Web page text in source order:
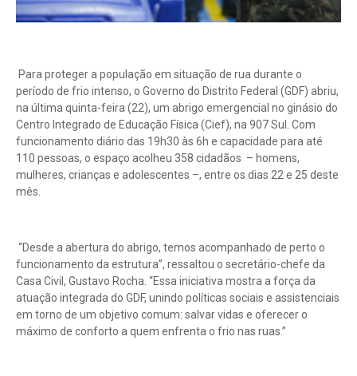
Para proteger a população em situação de rua durante o
período de frio intenso, o Governo do Distrito Federal (GDF) abriu,
na última quinta-feira (22), um abrigo emergencial no ginásio do
Centro Integrado de Educação Física (Cief), na 907 Sul. Com
funcionamento diário das 19h30 às 6h e capacidade para até
110 pessoas, o espaço acolheu 358 cidadãos – homens,
mulheres, crianças e adolescentes –, entre os dias 22 e 25 deste
mês.
“Desde a abertura do abrigo, temos acompanhado de perto o
funcionamento da estrutura”, ressaltou o secretário-chefe da
Casa Civil, Gustavo Rocha. “Essa iniciativa mostra a força da
atuação integrada do GDF, unindo políticas sociais e assistenciais
em torno de um objetivo comum: salvar vidas e oferecer o
máximo de conforto a quem enfrenta o frio nas ruas.”